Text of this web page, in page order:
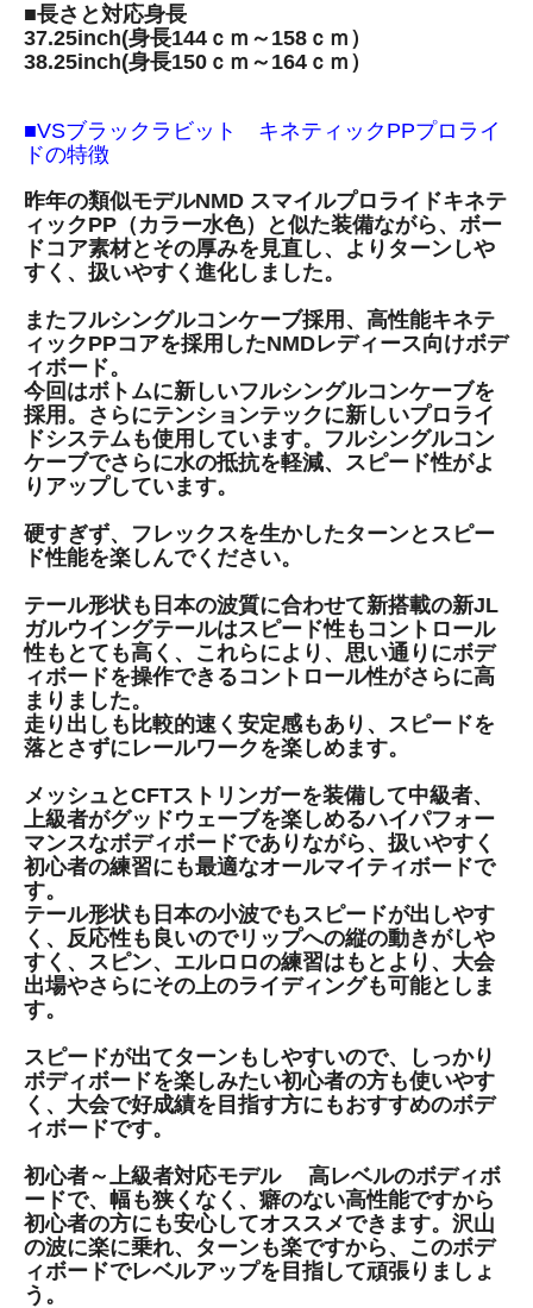
■長さと対応身長
37.25inch(身長144ｃｍ～158ｃｍ）
38.25inch(身長150ｃｍ～164ｃｍ）
■VSブラックラビット キネティックPPプロライ
ドの特徴
昨年の類似モデルNMD スマイルプロライドキネテ
ィックPP（カラー水色）と似た装備ながら、ボー
ドコア素材とその厚みを見直し、よりターンしや
すく、扱いやすく進化しました。
またフルシングルコンケーブ採用、高性能キネテ
ィックPPコアを採用したNMDレディース向けボデ
ィボード。
今回はボトムに新しいフルシングルコンケーブを
採用。さらにテンションテックに新しいプロライ
ドシステムも使用しています。フルシングルコン
ケーブでさらに水の抵抗を軽減、スピード性がよ
りアップしています。
硬すぎず、フレックスを生かしたターンとスピー
ド性能を楽しんでください。
テール形状も日本の波質に合わせて新搭載の新JL
ガルウイングテールはスピード性もコントロール
性もとても高く、これらにより、思い通りにボデ
ィボードを操作できるコントロール性がさらに高
まりました。
走り出しも比較的速く安定感もあり、スピードを
落とさずにレールワークを楽しめます。
メッシュとCFTストリンガーを装備して中級者、
上級者がグッドウェーブを楽しめるハイパフォー
マンスなボディボードでありながら、扱いやすく
初心者の練習にも最適なオールマイティボードで
す。
テール形状も日本の小波でもスピードが出しやす
く、反応性も良いのでリップへの縦の動きがしや
すく、スピン、エルロロの練習はもとより、大会
出場やさらにその上のライディングも可能としま
す。
スピードが出てターンもしやすいので、しっかり
ボディボードを楽しみたい初心者の方も使いやす
く、大会で好成績を目指す方にもおすすめのボデ
ィボードです。
初心者～上級者対応モデル 高レベルのボディボ
ードで、幅も狭くなく、癖のない高性能ですから
初心者の方にも安心してオススメできます。沢山
の波に楽に乗れ、ターンも楽ですから、このボデ
ィボードでレベルアップを目指して頑張りましょ
う。